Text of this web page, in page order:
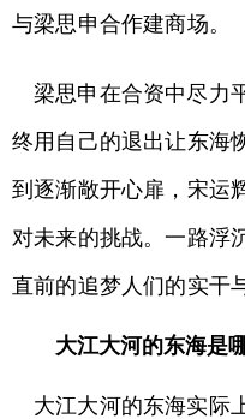
与梁思申合作建商场。
梁思申在合资中尽力
终用自己的退出让东海
到逐渐敞开心扉，宋运
对未来的挑战。一路浮
直前的追梦人们的实干
大江大河的东海是
大江大河的东海实际